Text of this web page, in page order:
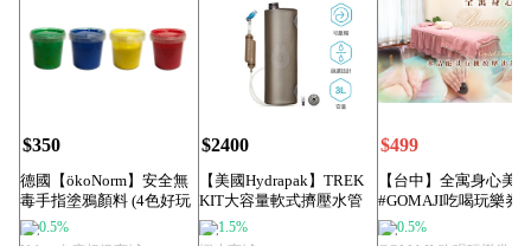
$350
德國【ökoNorm】安全無
毒手指塗鴉顏料 (4色好玩
組)0.5%
$2400
【美國Hydrapak】TREK
KIT大容量軟式擠壓水管
袋...1.5%
$499
【台中】全寓身心美學
#GOMAJI吃喝玩樂券
子票券#精...
0.5%